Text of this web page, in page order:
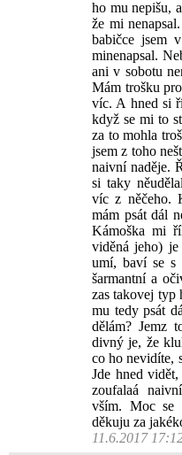
ho mu nepišu,
že mi
babičce jsem
minenapsal.
ani v sobotu
Mám trošku
víc. A hned si
když se mi to
za to mohla
jsem z toho
naivní naděje.
si taky
víc z něčeho.
mám psát dál
Kámoška mi
viděná jeho)
umí, baví se s
šarmantní a
zas takovej typ
mu tedy psát
dělám? Jemz
divný je, že
co ho nevidíte,
Jde hned
zoufalaá
vším. Moc se
děkuju za
11.6.2017